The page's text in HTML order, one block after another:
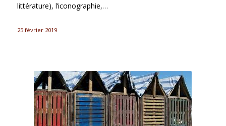
littérature), l’iconographie,…
25 février 2019